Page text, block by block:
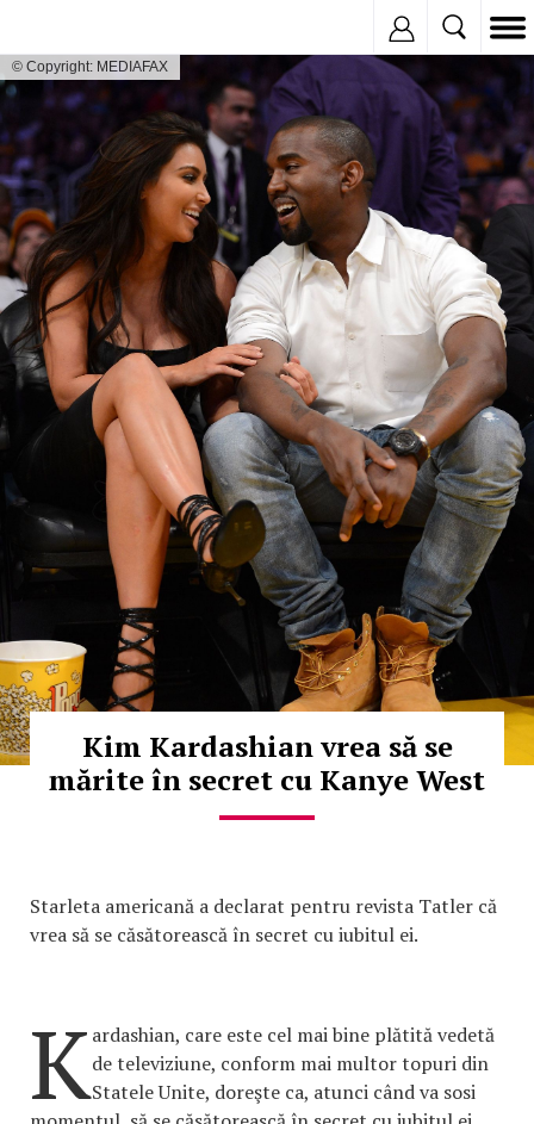
© Copyright: MEDIAFAX
Kim Kardashian vrea să se
mărite în secret cu Kanye West
Starleta americană a declarat pentru revista Tatler că
vrea să se căsătorească în secret cu iubitul ei.
Kardashian, care este cel mai bine plătită vedetă
de televiziune, conform mai multor topuri din
Statele Unite, doreşte ca, atunci când va sosi